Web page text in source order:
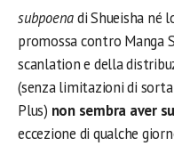
subpoenadi Shueisha né
promossa contro Manga
scanlation e della
(senza limitazioni di
Plus) non sembra aver
eccezione di qualche